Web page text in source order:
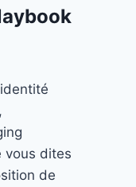
vous dites
de